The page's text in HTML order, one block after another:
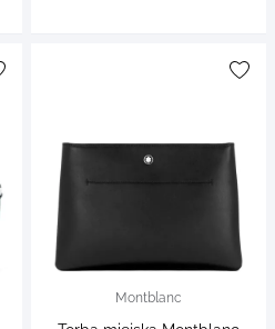
Montblanc